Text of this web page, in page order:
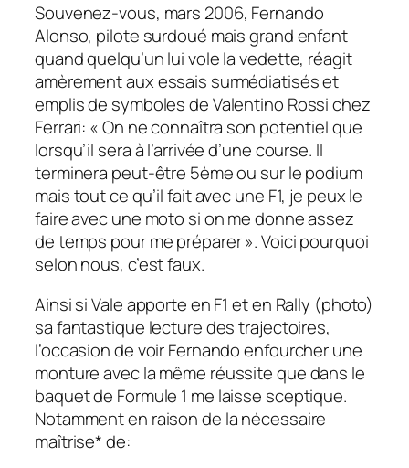
Souvenez-vous, mars 2006, Fernando
Alonso, pilote surdoué mais grand enfant
quand quelqu’un lui vole la vedette, réagit
amèrement aux essais surmédiatisés et
emplis de symboles de Valentino Rossi chez
Ferrari: « On ne connaîtra son potentiel que
lorsqu’il sera à l’arrivée d’une course. Il
terminera peut-être 5ème ou sur le podium
mais tout ce qu’il fait avec une F1, je peux le
faire avec une moto si on me donne assez
de temps pour me préparer ». Voici pourquoi
selon nous, c’est faux.
Ainsi si Vale apporte en F1 et en Rally (photo)
sa fantastique lecture des trajectoires,
l’occasion de voir Fernando enfourcher une
monture avec la même réussite que dans le
baquet de Formule 1 me laisse sceptique.
Notamment en raison de la nécessaire
maîtrise* de: